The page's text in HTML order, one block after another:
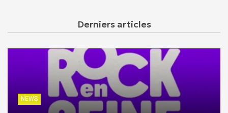
Derniers articles
NEWS